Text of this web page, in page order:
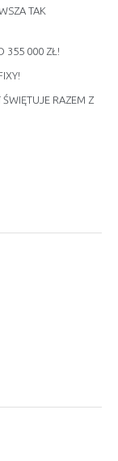
TAK
355 000 ZŁ!
ŚWIĘTUJE RAZEM Z